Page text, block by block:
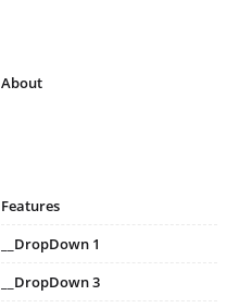
About
Features
__DropDown 1
__DropDown 3